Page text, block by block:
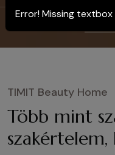
TIMIT Beauty Home
Több mint
Error! Missing